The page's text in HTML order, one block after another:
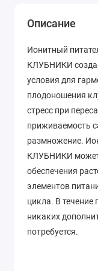
Описание
Ионитный
КЛУБНИКИ
условия для
плодоношения
стресс при
приживаемость
размножение.
КЛУБНИКИ может
обеспечения
элементов
цикла. В
никаких
потребуется.